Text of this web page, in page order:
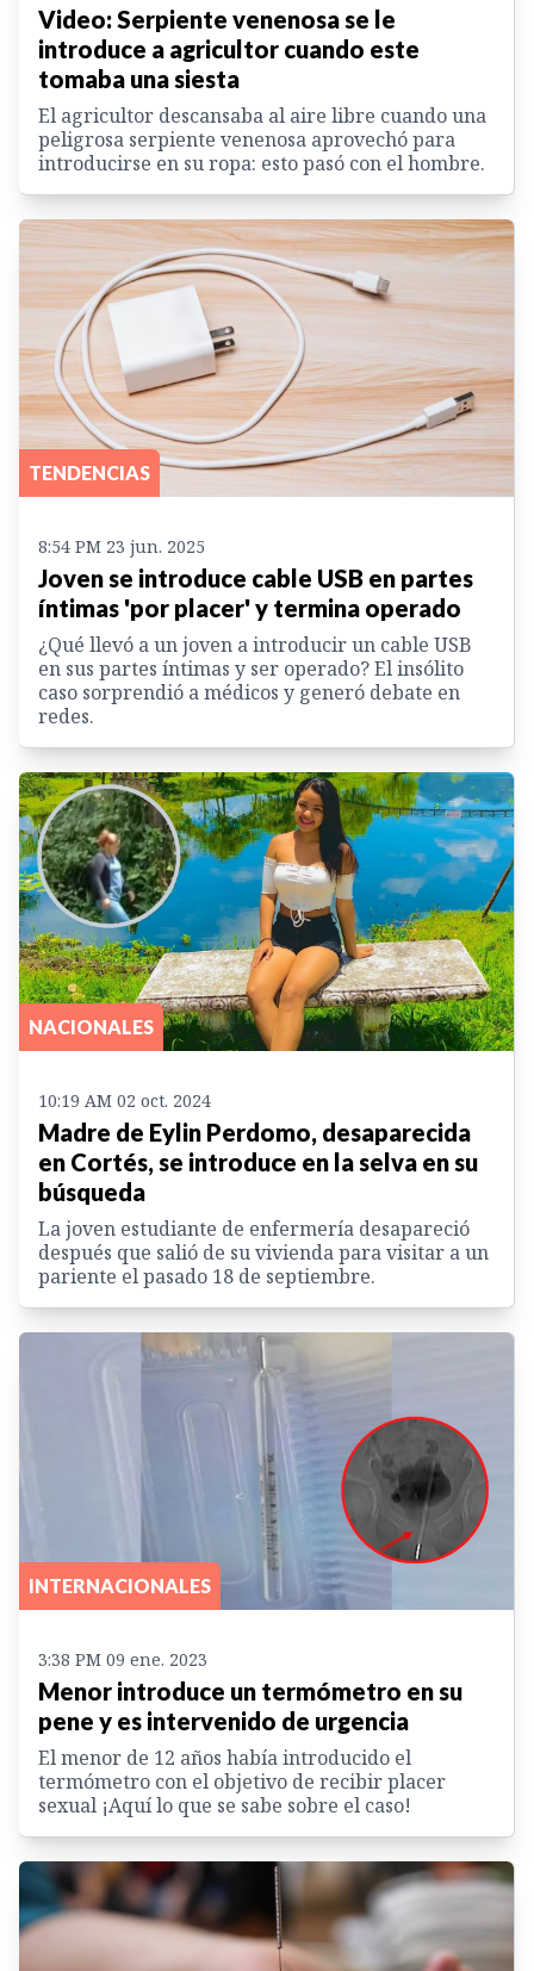
Video: Serpiente venenosa se le
introduce a agricultor cuando este
tomaba una siesta
El agricultor descansaba al aire libre cuando una
peligrosa serpiente venenosa aprovechó para
introducirse en su ropa: esto pasó con el hombre.
TENDENCIAS
8:54 PM 23 jun. 2025
Joven se introduce cable USB en partes
íntimas 'por placer' y termina operado
¿Qué llevó a un joven a introducir un cable USB
en sus partes íntimas y ser operado? El insólito
caso sorprendió a médicos y generó debate en
redes.
NACIONALES
10:19 AM 02 oct. 2024
Madre de Eylin Perdomo, desaparecida
en Cortés, se introduce en la selva en su
búsqueda
La joven estudiante de enfermería desapareció
después que salió de su vivienda para visitar a un
pariente el pasado 18 de septiembre.
INTERNACIONALES
3:38 PM 09 ene. 2023
Menor introduce un termómetro en su
pene y es intervenido de urgencia
El menor de 12 años había introducido el
termómetro con el objetivo de recibir placer
sexual ¡Aquí lo que se sabe sobre el caso!